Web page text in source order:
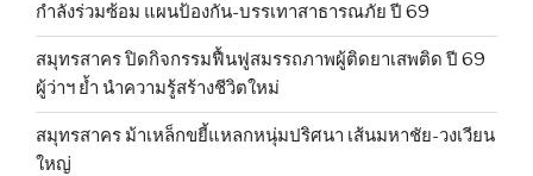
กำลังร่วมซ้อม แผนป้องกัน-บรรเทาสาธารณภัย ปี 69
สมุทรสาคร ปิดกิจกรรมฟื้นฟูสมรรถภาพผู้ติดยาเสพติด ปี 69
ผู้ว่าฯ ย้ำ นำความรู้สร้างชีวิตใหม่
สมุทรสาคร ม้าเหล็กขยี้แหลกหนุ่มปริศนา เส้นมหาชัย-วงเวียน
ใหญ่